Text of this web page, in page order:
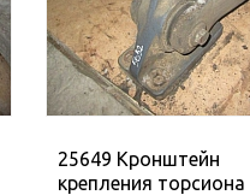
25649 Кронштейн
крепления торсиона